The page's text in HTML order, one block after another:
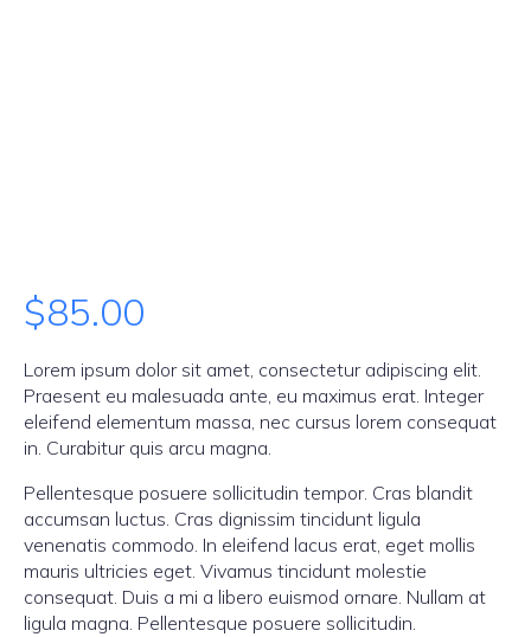
$85.00
Lorem ipsum dolor sit amet, consectetur adipiscing elit.
Praesent eu malesuada ante, eu maximus erat. Integer
eleifend elementum massa, nec cursus lorem consequat
in. Curabitur quis arcu magna.
Pellentesque posuere sollicitudin tempor. Cras blandit
accumsan luctus. Cras dignissim tincidunt ligula
venenatis commodo. In eleifend lacus erat, eget mollis
mauris ultricies eget. Vivamus tincidunt molestie
consequat. Duis a mi a libero euismod ornare. Nullam at
ligula magna. Pellentesque posuere sollicitudin.